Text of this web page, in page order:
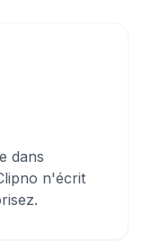
dans
n'écrit